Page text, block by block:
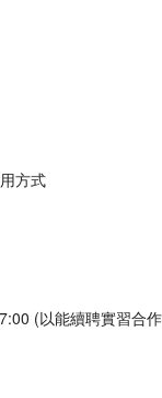
方式
(以能續聘實習合